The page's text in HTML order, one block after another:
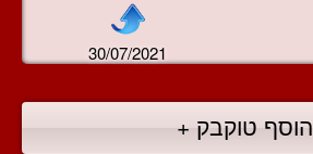
30/07/2021
הוסף טוקבק +